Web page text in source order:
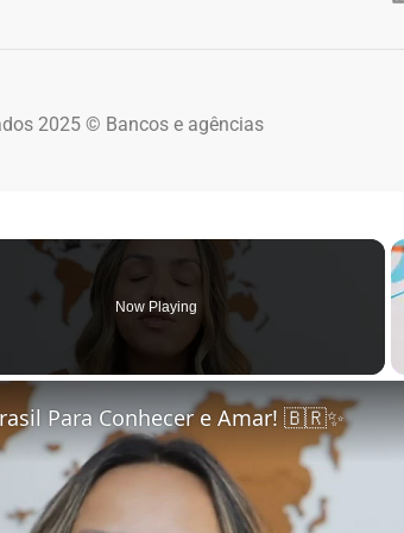
2025 © Bancos e agências
Now Playing
Para Conhecer e Amar! 🇧🇷✨